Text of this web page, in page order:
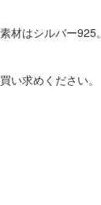
材はシルバー925。
い求めください。